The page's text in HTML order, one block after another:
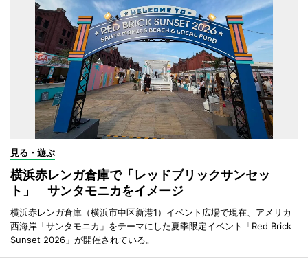
見る・遊ぶ
横浜赤レンガ倉庫で「レッドブリックサンセッ
ト」 サンタモニカをイメージ
横浜赤レンガ倉庫（横浜市中区新港1）イベント広場で現在、アメリカ
西海岸「サンタモニカ」をテーマにした夏季限定イベント「Red Brick
Sunset 2026」が開催されている。